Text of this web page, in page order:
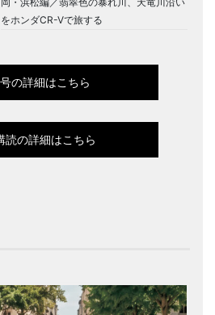
をホンダCR-Vで旅する
の詳細はこちら
読の詳細はこちら